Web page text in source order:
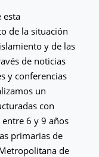
esta
de la situación
y de las
de noticias
y conferencias
un
con
6 y 9 años
primarias de
de